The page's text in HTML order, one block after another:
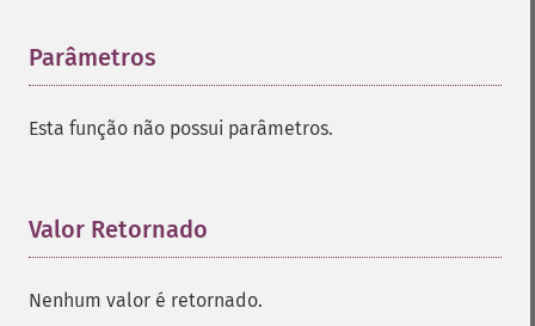
Parâmetros
Esta função não possui parâmetros.
Valor Retornado
Nenhum valor é retornado.